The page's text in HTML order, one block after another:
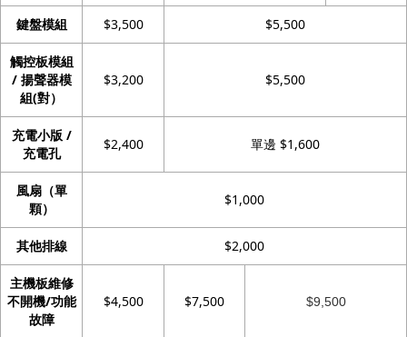
鍵盤模組 $3,500 $5,500
觸控板模組
/ 揚聲器模
組(對）
$3,200 $5,500
充電小版 /
充電孔
$2,400 單邊 $1,600
風扇（單
顆）
$1,000
其他排線 $2,000
主機板維修
不開機/功能
故障
$4,500 $7,500 $9,500